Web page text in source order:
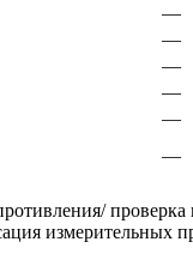
—
—
—
—
—
—
измерительных